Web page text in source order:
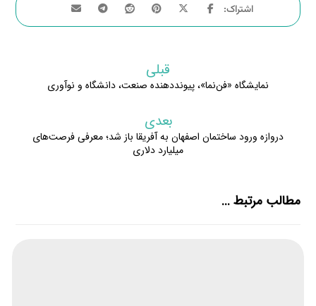
قبلی
نمایشگاه «فن‌نما»، پیونددهنده صنعت، دانشگاه و نوآوری
بعدی
دروازه ورود ساختمان اصفهان به آفریقا باز شد؛ معرفی فرصت‌های
میلیارد دلاری
مطالب مرتبط ...